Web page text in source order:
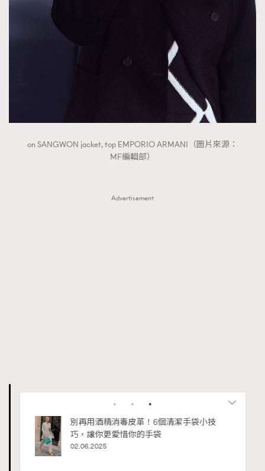
on SANGWON jacket, top EMPORIO ARMANI（圖片來源：
MF編輯部）
Advertisement
「ALD1將會是一個不斷向世
界提出新問題、賦予新意義的
組合，以獨特的魅力和音樂驅
別再用酒精消毒皮革！6個清潔手袋小技
巧，讓你更愛惜你的手袋
02.06.2025